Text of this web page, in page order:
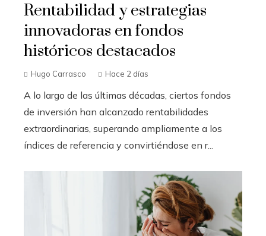
Rentabilidad y estrategias
innovadoras en fondos
históricos destacados
Hugo Carrasco Hace 2 días
A lo largo de las últimas décadas, ciertos fondos
de inversión han alcanzado rentabilidades
extraordinarias, superando ampliamente a los
índices de referencia y convirtiéndose en r...